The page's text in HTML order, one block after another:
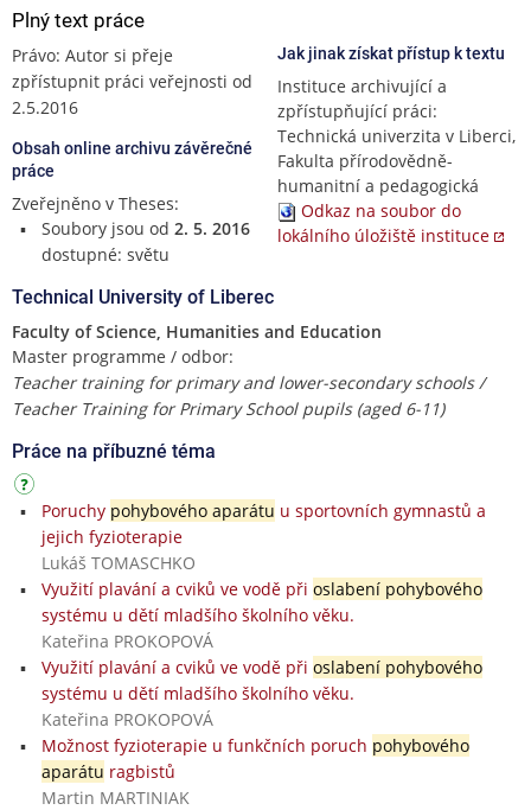
Plný text práce
Právo: Autor si přeje
zpřístupnit práci veřejnosti od
2.5.2016
Obsah online archivu závěrečné
práce
Zveřejněno v Theses:
Soubory jsou od 2. 5. 2016
dostupné: světu
Jak jinak získat přístup k textu
Instituce archivující a
zpřístupňující práci:
Technická univerzita v Liberci,
Fakulta přírodovědně-
humanitní a pedagogická
Odkaz na soubor do
lokálního úložiště instituce
Technical University of Liberec
Faculty of Science, Humanities and Education
Master programme / odbor:
Teacher training for primary and lower-secondary schools /
Teacher Training for Primary School pupils (aged 6-11)
Práce na příbuzné téma
Poruchy pohybového aparátu u sportovních gymnastů a
jejich fyzioterapie
Lukáš TOMASCHKO
Využití plavání a cviků ve vodě při oslabení pohybového
systému u dětí mladšího školního věku.
Kateřina PROKOPOVÁ
Využití plavání a cviků ve vodě při oslabení pohybového
systému u dětí mladšího školního věku.
Kateřina PROKOPOVÁ
Možnost fyzioterapie u funkčních poruch pohybového
aparátu ragbistů
Martin MARTINIAK